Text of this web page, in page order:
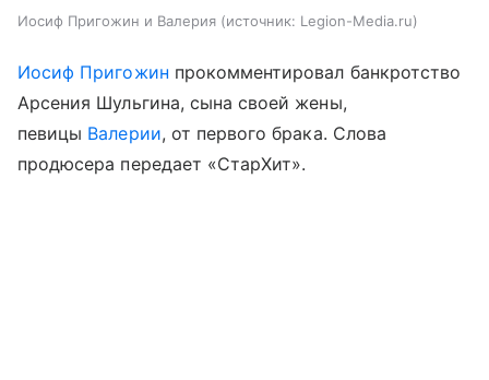
Иосиф Пригожин и Валерия источник: Legion-Media.ru
Иосиф Пригожин прокомментировал банкротство
Арсения Шульгина, сына своей жены,
певицы Валерии, от первого брака. Слова
продюсера передает «СтарХит».